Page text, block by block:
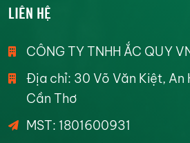
LIÊN HỆ
CÔNG TY TNHH ẮC QUY
Địa chỉ: 30 Võ Văn Kiệt, An
Cần Thơ
MST: 1801600931